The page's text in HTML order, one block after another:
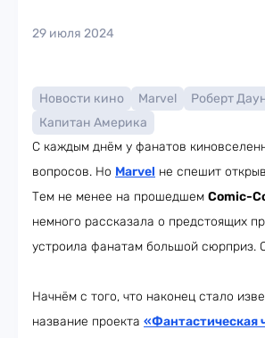
29 июля 2024
Новости кино Marvel
Роберт
Капитан Америка
С каждым днём у фанатов
вопросов. Но Marvel не спешит
Тем не менее на прошедшем Comic-
немного рассказала о предстоящих
устроила фанатам большой сюрприз.
Начнём с того, что наконец стало
название проекта «Фантастическая